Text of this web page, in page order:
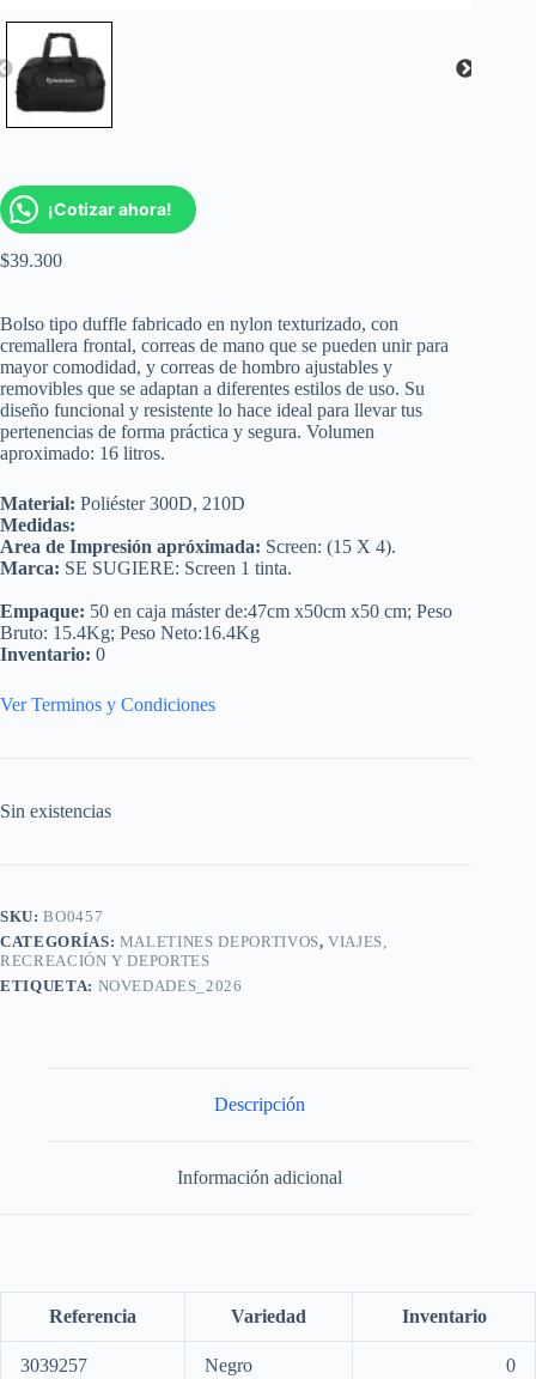
¡Cotizar ahora!
$39.300
Bolso tipo duffle fabricado en nylon texturizado, con
cremallera frontal, correas de mano que se pueden unir para
mayor comodidad, y correas de hombro ajustables y
removibles que se adaptan a diferentes estilos de uso. Su
diseño funcional y resistente lo hace ideal para llevar tus
pertenencias de forma práctica y segura. Volumen
aproximado: 16 litros.
Material: Poliéster 300D, 210D
Medidas:
Area de Impresión apróximada: Screen: (15 X 4).
Marca: SE SUGIERE: Screen 1 tinta.
Empaque: 50 en caja máster de:47cm x50cm x50 cm; Peso
Bruto: 15.4Kg; Peso Neto:16.4Kg
Inventario: 0
Ver Terminos y Condiciones
Sin existencias
SKU:BO0457
CATEGORÍAS: MALETINES DEPORTIVOS,VIAJES,
RECREACIÓN Y DEPORTES
ETIQUETA: NOVEDADES_2026
Descripción
Información adicional
Referencia Variedad Inventario
3039257 Negro 0